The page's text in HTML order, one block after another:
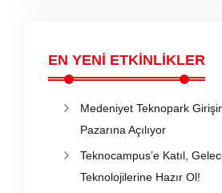
EN YENİ ETKİNLİKLER
Medeniyet Teknopark
Pazarına Açılıyor
Teknocampus’e Katıl,
Teknolojilerine Hazır Ol!